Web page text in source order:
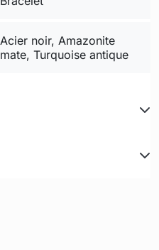
Acier noir, Amazonite
mate, Turquoise antique